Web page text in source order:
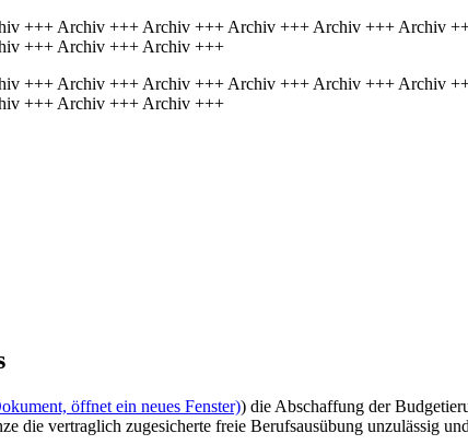
+++ Archiv +++ Archiv +++ Archiv +++ Archiv +++ Archiv
+++ Archiv +++ Archiv +++
+++ Archiv +++ Archiv +++ Archiv +++ Archiv +++ Archiv
+++ Archiv +++ Archiv +++
öffnet ein neues Fenster)) die Abschaffung der
die vertraglich zugesicherte freie Berufsausübung unzulässig